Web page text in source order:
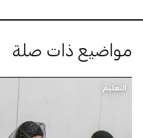
مواضيع ذات صلة
التعليم